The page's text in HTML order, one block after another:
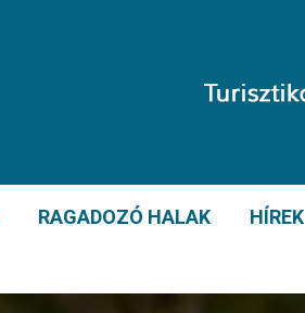
RAGADOZÓ HALAK HÍREK